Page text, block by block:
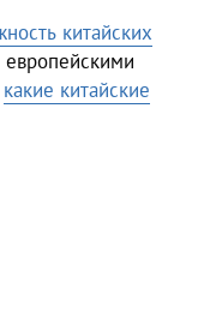
китайских
какие китайские